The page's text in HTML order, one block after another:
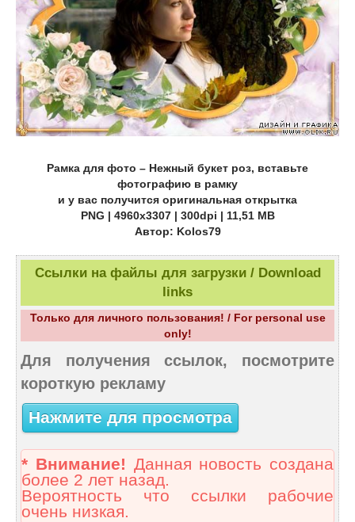
Рамка для фото – Нежный букет роз, вставьте
фотографию в рамку
и у вас получится оригинальная открытка
PNG | 4960х3307 | 300dpi | 11,51 МB
Автор: Kolos79
Ссылки на файлы для загрузки / Download
links
Только для личного пользования! / For personal use
only!
Для получения ссылок, посмотрите
короткую рекламу
Нажмите для просмотра
* Внимание! Данная новость создана
более 2 лет назад.
Вероятность что ссылки рабочие
очень низкая.